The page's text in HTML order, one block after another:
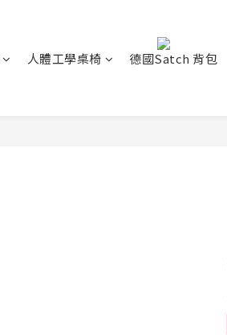
人體工學桌椅 德國Satch 背包